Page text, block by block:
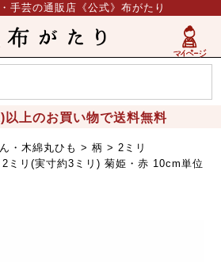
手芸の通販店《公式》布がたり
上のお買い物で送料無料
・木綿丸ひも 柄
2ミリ
ミリ(実寸約3ミリ) 菊姫・赤 10cm単位